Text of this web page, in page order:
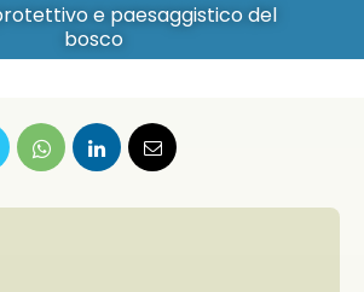
e paesaggistico del
bosco